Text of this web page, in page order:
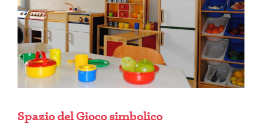
Spazio del Gioco simbolico